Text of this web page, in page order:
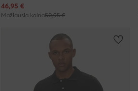
Dabartinė kaina
46,95 €
Mažiausia kaina50,95 €